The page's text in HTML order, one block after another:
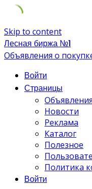
Skip to content
Лесная биржа №1
Объявления о
Войти
Страницы
Объявления
Новости
Реклама
Каталог
Полезное
Политика
Войти